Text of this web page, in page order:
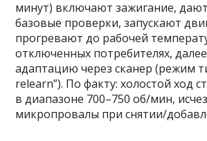
минут) включают зажигание,
базовые проверки, запускают
прогревают до рабочей
отключенных потребителях,
адаптацию через сканер (режим
relearn”). По факту: холостой ход
в диапазоне 700–750 об/мин,
микропровалы при снятии/